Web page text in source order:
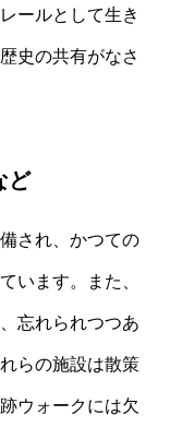
ールとして生き
史の共有がなさ
ど
され、かつての
います。また、
忘れられつつあ
らの施設は散策
ウォークには欠